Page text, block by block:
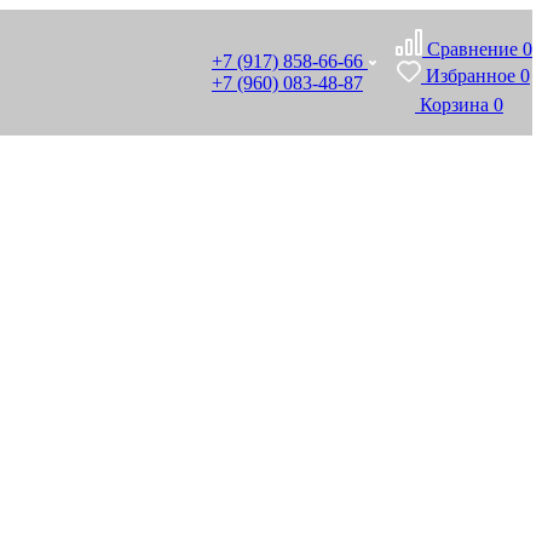
+7 (917) 858-66-66
+7 (960) 083-48-87
Сравнение 0
Избранное 0
Корзина 0